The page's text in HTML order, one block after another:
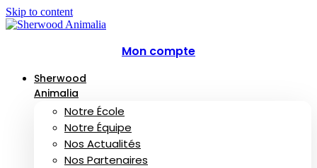
Skip to content
Mon compte
Sherwood
Animalia
Notre École
Notre Équipe
Nos Actualités
Nos Partenaires